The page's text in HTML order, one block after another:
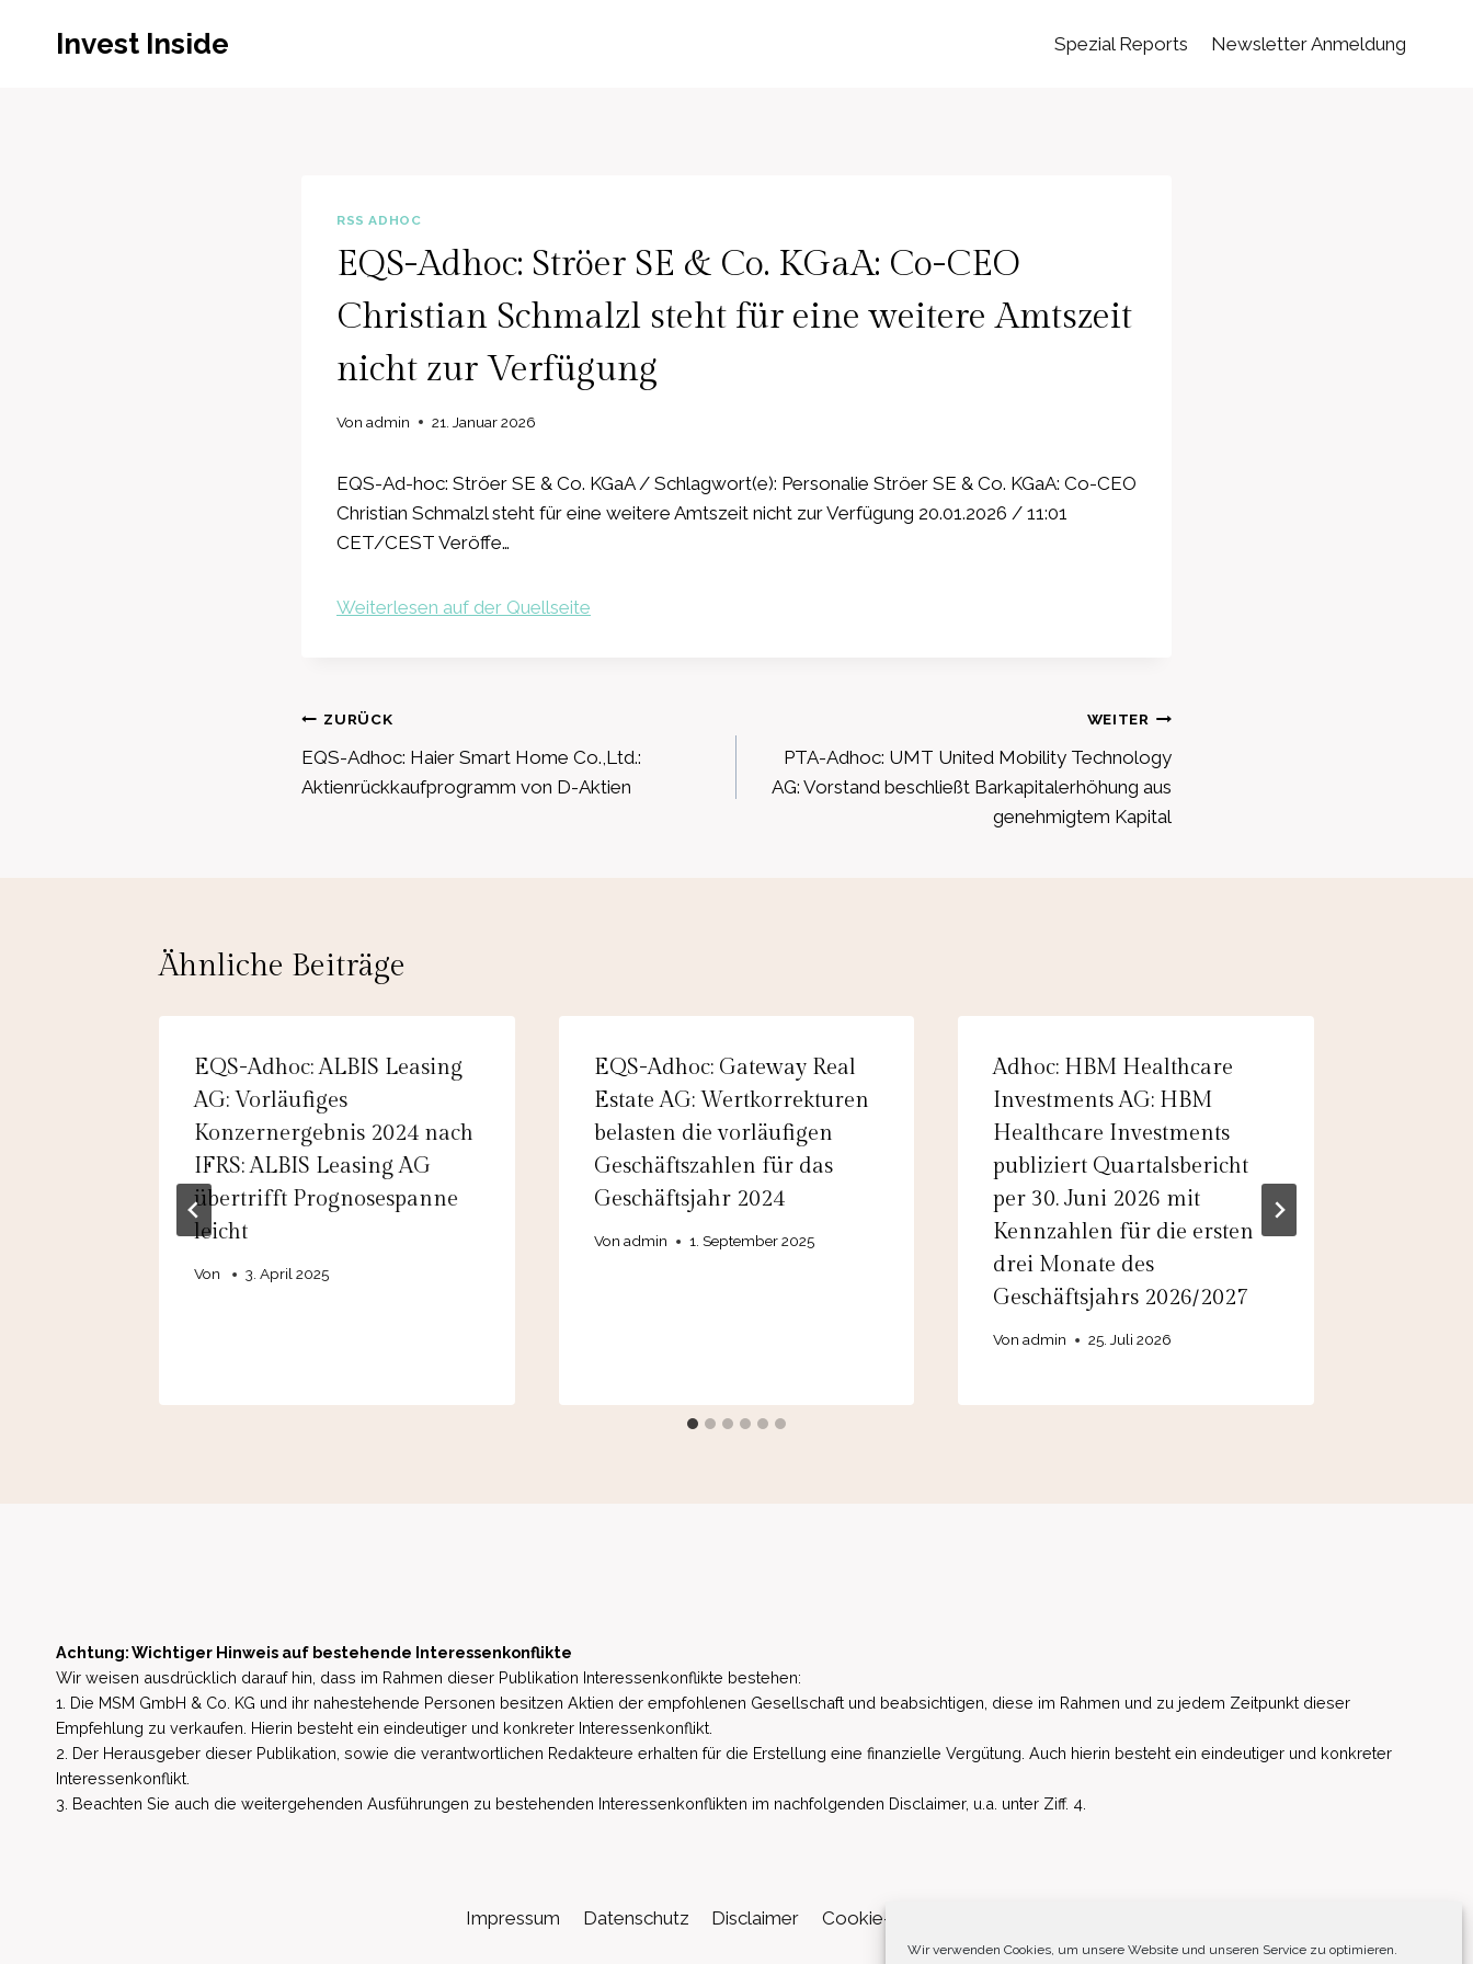
Wir verwenden Cookies, um unsere Website und unseren Service zu optimieren.
Invest Inside Spezial Reports Newsletter Anmeldung
RSS ADHOC
EQS-Adhoc: Ströer SE & Co. KGaA: Co-CEO
Christian Schmalzl steht für eine weitere Amtszeit
nicht zur Verfügung
Von admin 21. Januar 2026
EQS-Ad-hoc: Ströer SE & Co. KGaA / Schlagwort(e): Personalie Ströer SE & Co. KGaA: Co-CEO
Christian Schmalzl steht für eine weitere Amtszeit nicht zur Verfügung 20.01.2026 / 11:01
CET/CEST Veröffe…
Weiterlesen auf der Quellseite
Beitragsnavigation
ZURÜCK
EQS-Adhoc: Haier Smart Home Co.,Ltd.:
Aktienrückkaufprogramm von D-Aktien
WEITER
PTA-Adhoc: UMT United Mobility Technology
AG: Vorstand beschließt Barkapitalerhöhung aus
genehmigtem Kapital
Ähnliche Beiträge
EQS-Adhoc: ALBIS Leasing
AG: Vorläufiges
Konzernergebnis 2024 nach
IFRS: ALBIS Leasing AG
übertrifft Prognosespanne
leicht
Von 3. April 2025
EQS-Adhoc: Gateway Real
Estate AG: Wertkorrekturen
belasten die vorläufigen
Geschäftszahlen für das
Geschäftsjahr 2024
Von admin 1. September 2025
Adhoc: HBM Healthcare
Investments AG: HBM
Healthcare Investments
publiziert Quartalsbericht
per 30. Juni 2026 mit
Kennzahlen für die ersten
drei Monate des
Geschäftsjahrs 2026/2027
Von admin 25. Juli 2026
Achtung: Wichtiger Hinweis auf bestehende Interessenkonflikte
Wir weisen ausdrücklich darauf hin, dass im Rahmen dieser Publikation Interessenkonflikte bestehen:
1. Die MSM GmbH & Co. KG und ihr nahestehende Personen besitzen Aktien der empfohlenen Gesellschaft und beabsichtigen, diese im Rahmen und zu jedem Zeitpunkt dieser
Empfehlung zu verkaufen. Hierin besteht ein eindeutiger und konkreter Interessenkonflikt.
2. Der Herausgeber dieser Publikation, sowie die verantwortlichen Redakteure erhalten für die Erstellung eine finanzielle Vergütung. Auch hierin besteht ein eindeutiger und konkreter
Interessenkonflikt.
3. Beachten Sie auch die weitergehenden Ausführungen zu bestehenden Interessenkonflikten im nachfolgenden Disclaimer, u.a. unter Ziff. 4.
Impressum Datenschutz Disclaimer Cookie-Richtlinie (EU)